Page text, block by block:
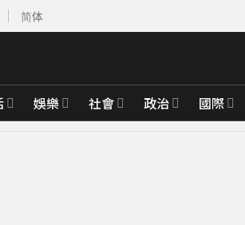
简体
娛樂 社會 政治 國際